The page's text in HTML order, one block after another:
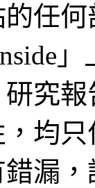
任
究
均
漏